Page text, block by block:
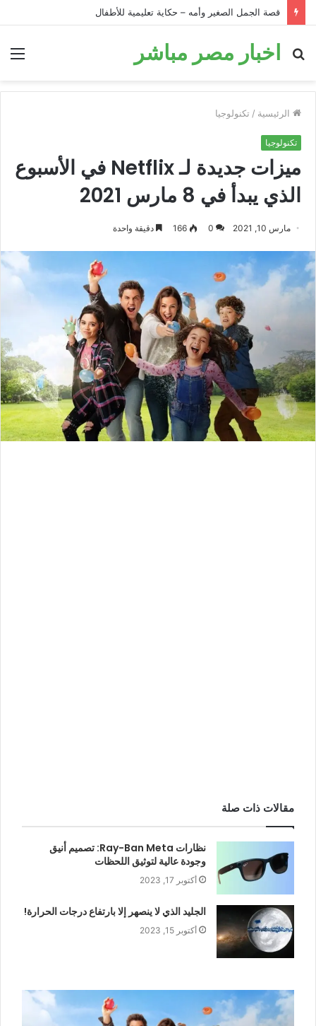
قصة الجمل الصغير وأمه – حكاية تعليمية للأطفال
اخبار مصر مباشر
بحث
الرئيسية / تكنولوجيا
تكنولوجيا
ميزات جديدة لـ Netflix في الأسبوع
الذي يبدأ في 8 مارس 2021
مارس 10, 2021 0
166 دقيقة واحدة
مقالات ذات صلة
نظارات Ray-Ban Meta: تصميم أنيق
وجودة عالية لتوثيق اللحظات
أكتوبر 17, 2023
الجليد الذي لا ينصهر إلا بارتفاع درجات الحرارة!
أكتوبر 15, 2023